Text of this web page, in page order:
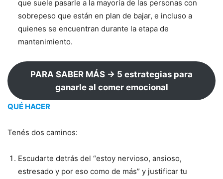
que suele pasarle a la mayoría de las personas con
sobrepeso que están en plan de bajar, e incluso a
quienes se encuentran durante la etapa de
mantenimiento.
PARA SABER MÁS → 5 estrategias para
ganarle al comer emocional
QUÉ HACER
Tenés dos caminos:
Escudarte detrás del “estoy nervioso, ansioso,
estresado y por eso como de más” y justificar tu